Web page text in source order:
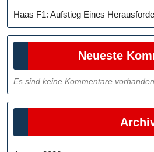
Haas F1: Aufstieg Eines
Neueste
Es sind keine Kommentare